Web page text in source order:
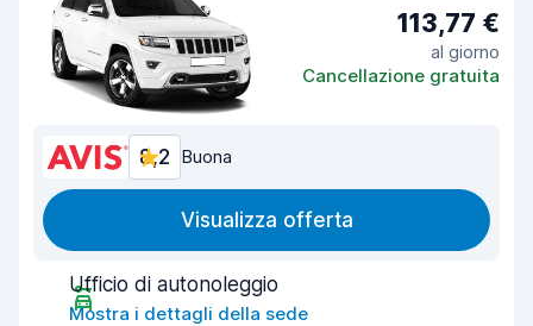
113,77 €
al giorno
Cancellazione gratuita
8,2 Buona
Visualizza offerta
Ufficio di autonoleggio
Mostra i dettagli della sede